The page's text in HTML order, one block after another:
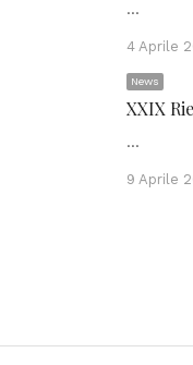
…
4 Aprile
News
XXIX
…
9 Aprile